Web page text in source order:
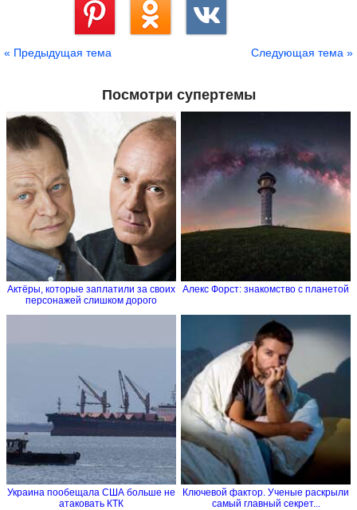
« Предыдущая тема Следующая тема »
Посмотри супертемы
Актёры, которые заплатили за своих
персонажей слишком дорого
Алекс Форст: знакомство с планетой
Украина пообещала США больше не
атаковать КТК
Ключевой фактор. Ученые раскрыли
самый главный секрет...